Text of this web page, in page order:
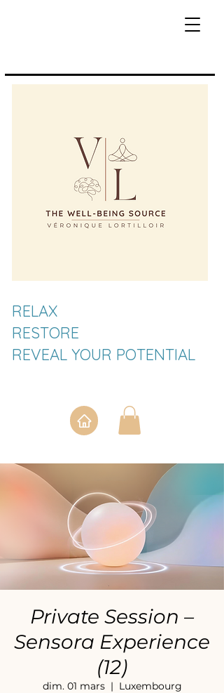
RELAX
RESTORE
REVEAL YOUR POTENTIAL
Private Session –
Sensora Experience
(12)
dim. 01 mars
  |
Luxembourg